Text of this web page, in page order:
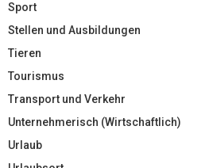
Sport
Stellen und Ausbildungen
Tieren
Tourismus
Transport und Verkehr
Unternehmerisch (Wirtschaftlich)
Urlaub